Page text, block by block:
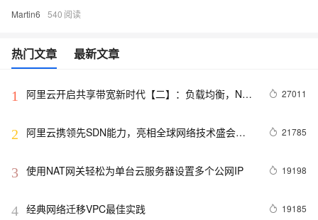
Martin6 540
热门文章 最新文章
1
阿里云开启共享带宽新时代【二】：负载均衡，NAT
27011
2
阿里云携领先SDN能力，亮相全球网络技术盛会
21785
3 使用NAT网关轻松为单台云服务器设置多个公网IP 19198
4 经典网络迁移VPC最佳实践 19185